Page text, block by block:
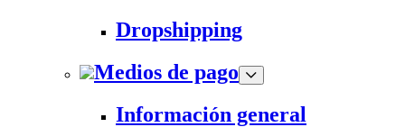
Dropshipping
Medios de pago
Información general